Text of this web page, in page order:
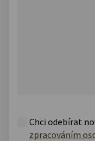
Chci odebírat
zpracováním